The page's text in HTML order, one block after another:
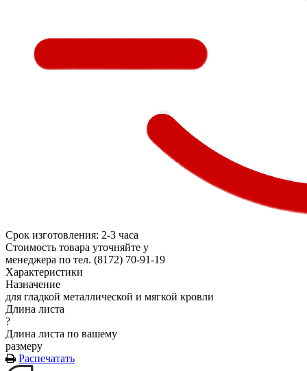
Срок изготовления: 2-3 часа
Стоимость товара уточняйте у
менеджера по тел. (8172) 70-91-19
Характеристики
Назначение
для гладкой металлической и мягкой кровли
Длина листа
?
Длина листа по вашему
размеру
Распечатать